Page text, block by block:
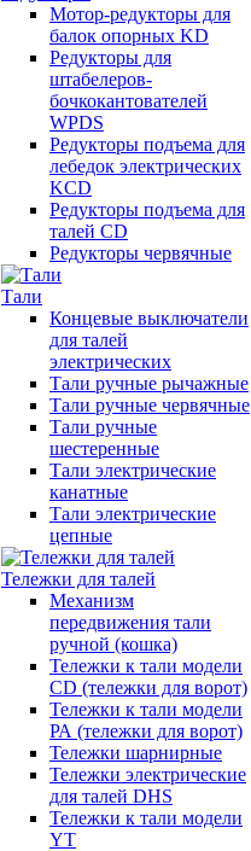
Мотор-редукторы для
балок опорных KD
Редукторы для
штабелеров-
бочкокантователей
WPDS
Редукторы подъема для
лебедок электрических
KCD
Редукторы подъема для
талей CD
Редукторы червячные
Тали
Концевые выключатели
для талей
электрических
Тали ручные рычажные
Тали ручные червячные
Тали ручные
шестеренные
Тали электрические
канатные
Тали электрические
цепные
Тележки для талей
Механизм
передвижения тали
ручной (кошка)
Тележки к тали модели
CD (тележки для ворот)
Тележки к тали модели
РА (тележки для ворот)
Тележки шарнирные
Тележки электрические
для талей DHS
Тележки к тали модели
YT